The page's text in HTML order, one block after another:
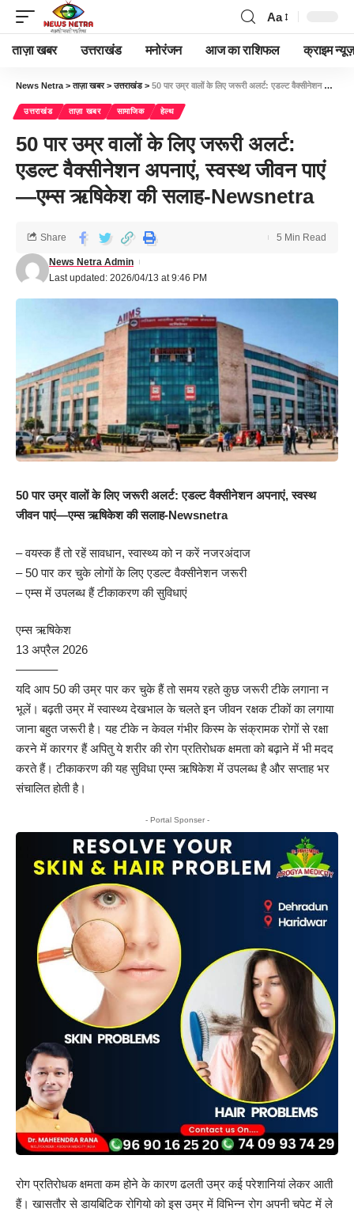
Aa
ताज़ा खबर उत्तराखंड मनोरंजन आज का राशिफल क्राइम न्यूज़
News Netra >ताज़ा खबर>उत्तराखंड> 50 पार उम्र वालों के लिए जरूरी अलर्ट: एडल्ट वैक्सीनेशन अपनाएं, स्वस्थ जीवन पाएं—एम्स ऋषिकेश की सलाह-Newsnetra
उत्तराखंड ताज़ा खबर सामाजिक हेल्थ
50 पार उम्र वालों के लिए जरूरी अलर्ट:
एडल्ट वैक्सीनेशन अपनाएं, स्वस्थ जीवन पाएं
—एम्स ऋषिकेश की सलाह-Newsnetra
Last updated: 2026/04/13 at 9:46 PM
News Netra Admin
Share 5 Min Read
50 पार उम्र वालों के लिए जरूरी अलर्ट: एडल्ट वैक्सीनेशन अपनाएं, स्वस्थ
जीवन पाएं—एम्स ऋषिकेश की सलाह-Newsnetra
– वयस्क हैं तो रहें सावधान, स्वास्थ्य को न करें नजरअंदाज
– 50 पार कर चुके लोगों के लिए एडल्ट वैक्सीनेशन जरूरी
– एम्स में उपलब्ध हैं टीकाकरण की सुविधाएं
एम्स ऋषिकेश
13 अप्रैल 2026
———–
यदि आप 50 की उम्र पार कर चुके हैं तो समय रहते कुछ जरूरी टीके लगाना न
भूलें। बढ़ती उम्र में स्वास्थ्य देखभाल के चलते इन जीवन रक्षक टीकों का लगाया
जाना बहुत जरूरी है। यह टीके न केवल गंभीर किस्म के संक्रामक रोगों से रक्षा
करने में कारगर हैं अपितु ये शरीर की रोग प्रतिरोधक क्षमता को बढ़ाने में भी मदद
करते हैं। टीकाकरण की यह सुविधा एम्स ऋषिकेश में उपलब्ध है और सप्ताह भर
संचालित होती है।
- Portal Sponser -
रोग प्रतिरोधक क्षमता कम होने के कारण ढलती उम्र कई परेशानियां लेकर आती
हैं। खासतौर से डायबिटिक रोगियो को इस उम्र में विभिन्न रोग अपनी चपेट में ले